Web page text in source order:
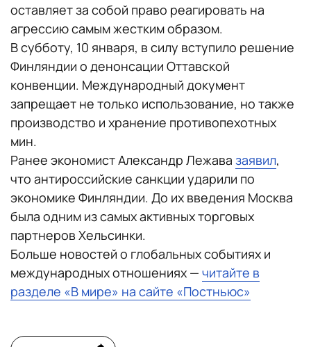
оставляет за собой право реагировать на
агрессию самым жестким образом.
В субботу, 10 января, в силу вступило решение
Финляндии о денонсации Оттавской
конвенции. Международный документ
запрещает не только использование, но также
производство и хранение противопехотных
мин.
Ранее экономист Александр Лежава заявил,
что антироссийские санкции ударили по
экономике Финляндии. До их введения Москва
была одним из самых активных торговых
партнеров Хельсинки.
Больше новостей о глобальных событиях и
международных отношениях — читайте в
разделе «В мире» на сайте «Постньюс»